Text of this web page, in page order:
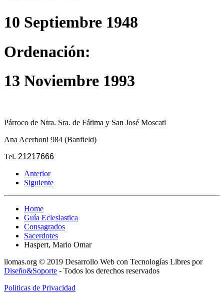
10 Septiembre 1948
Ordenación:
13 Noviembre 1993
Párroco de Ntra. Sra. de Fátima y San José Moscati
Ana Acerboni 984 (Banfield)
Tel. 21217666
Anterior
Siguiente
Home
Guía Eclesiastica
Consagrados
Sacerdotes
Haspert, Mario Omar
ilomas.org © 2019 Desarrollo Web con Tecnologías Libres por
Diseño&Soporte - Todos los derechos reservados
Politicas de Privacidad